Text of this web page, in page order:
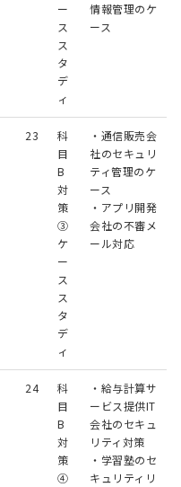
ー
ス
ス
タ
デ
ィ
情報管理のケ
ース
23
科
目
B
対
策
③
ケ
ー
ス
ス
タ
デ
ィ
・通信販売会
社のセキュリ
ティ管理のケ
ース
・アプリ開発
会社の不審メ
ール対応
24
科
目
B
対
策
④
・給与計算サ
ービス提供IT
会社のセキュ
リティ対策
・学習塾のセ
キュリティリ